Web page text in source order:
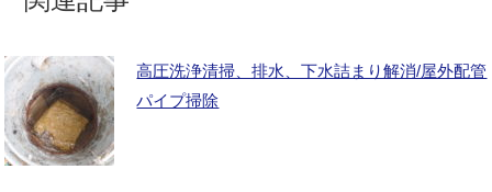
高圧洗浄清掃、排水、下水詰まり解消/屋外配管
パイプ掃除